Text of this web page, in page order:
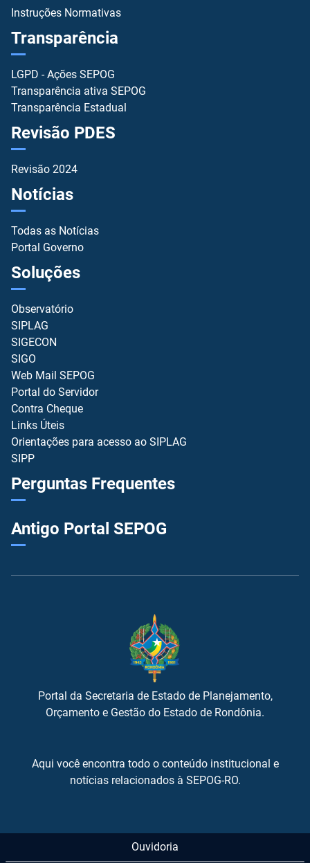
Portal da Secretaria de Estado de Planejamento,
Orçamento e Gestão do Estado de Rondônia.
Aqui você encontra todo o conteúdo institucional e
notícias relacionados à SEPOG-RO.
Instruções Normativas
Transparência
LGPD - Ações SEPOG
Transparência ativa SEPOG
Transparência Estadual
Revisão PDES
Revisão 2024
Notícias
Todas as Notícias
Portal Governo
Soluções
Observatório
SIPLAG
SIGECON
SIGO
Web Mail SEPOG
Portal do Servidor
Contra Cheque
Links Úteis
Orientações para acesso ao SIPLAG
SIPP
Perguntas Frequentes
Antigo Portal SEPOG
Ouvidoria